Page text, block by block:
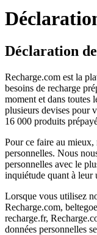
Déclaration
Recharge.com est la
besoins de recharge
moment et dans toutes
plusieurs devises pour
16 000 produits
Pour ce faire au mieux,
personnelles. Nous
personnelles avec le
inquiétude quant à leur
Lorsque vous utilisez
Recharge.com,
recharge.fr,
données personnelles